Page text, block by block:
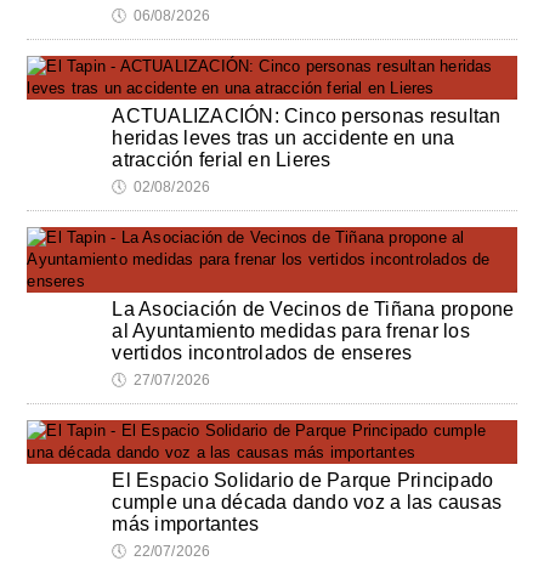
🕔 06/08/2026
ACTUALIZACIÓN: Cinco personas resultan
heridas leves tras un accidente en una
atracción ferial en Lieres
🕔 02/08/2026
La Asociación de Vecinos de Tiñana propone
al Ayuntamiento medidas para frenar los
vertidos incontrolados de enseres
🕔 27/07/2026
El Espacio Solidario de Parque Principado
cumple una década dando voz a las causas
más importantes
🕔 22/07/2026